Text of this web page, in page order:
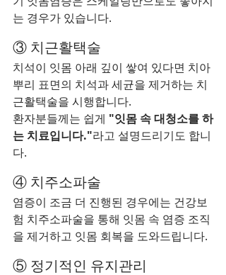
는 경우가 있습니다.
③ 치근활택술
치석이 잇몸 아래 깊이 쌓여 있다면 치아
뿌리 표면의 치석과 세균을 제거하는 치
근활택술을 시행합니다.
환자분들께는 쉽게 "잇몸 속 대청소를 하
는 치료입니다."라고 설명드리기도 합니
다.
④ 치주소파술
염증이 조금 더 진행된 경우에는 건강보
험 치주소파술을 통해 잇몸 속 염증 조직
을 제거하고 잇몸 회복을 도와드립니다.
⑤ 정기적인 유지관리